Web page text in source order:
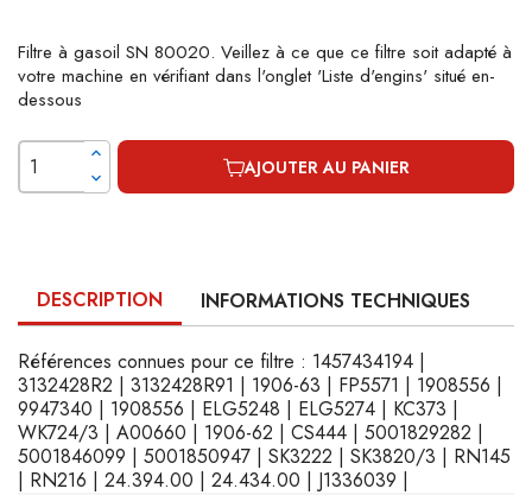
Filtre à gasoil SN 80020. Veillez à ce que ce filtre soit adapté à
votre machine en vérifiant dans l'onglet 'Liste d'engins' situé en-
dessous
AJOUTER AU PANIER
DESCRIPTION INFORMATIONS TECHNIQUES
Références connues pour ce filtre : 1457434194 |
3132428R2 | 3132428R91 | 1906-63 | FP5571 | 1908556 |
9947340 | 1908556 | ELG5248 | ELG5274 | KC373 |
WK724/3 | A00660 | 1906-62 | CS444 | 5001829282 |
5001846099 | 5001850947 | SK3222 | SK3820/3 | RN145
| RN216 | 24.394.00 | 24.434.00 | J1336039 |